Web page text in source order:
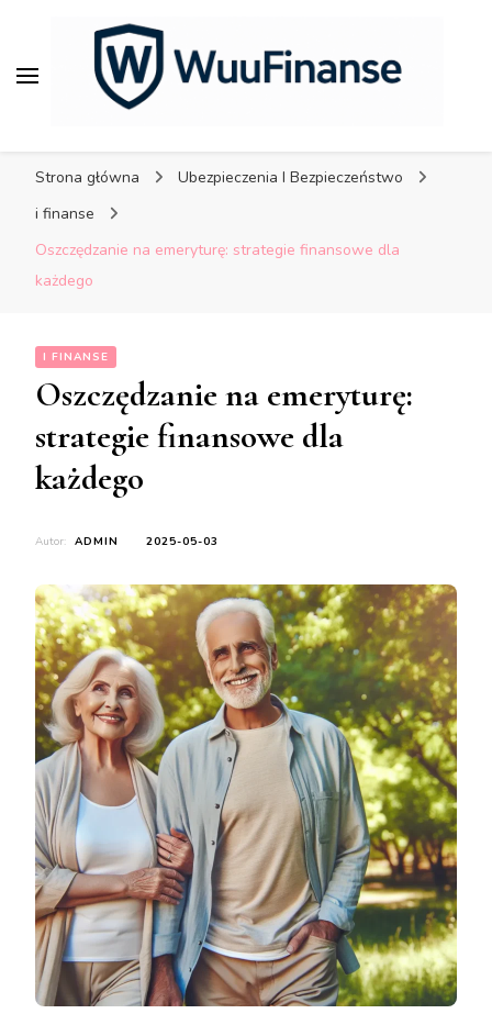
porady dla bezpiecznych
finansów.
porady dla bezpiecznych
Strona główna
Ubezpieczenia I Bezpieczeństwo
i finanse
Oszczędzanie na emeryturę: strategie finansowe dla
każdego
I FINANSE
Oszczędzanie na emeryturę:
strategie finansowe dla
każdego
Autor: ADMIN 2025-05-03